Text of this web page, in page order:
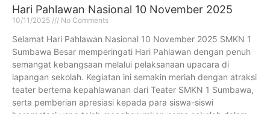
Hari Pahlawan Nasional 10 November 2025
10/11/2025 No Comments
Selamat Hari Pahlawan Nasional 10 November 2025 SMKN 1
Sumbawa Besar memperingati Hari Pahlawan dengan penuh
semangat kebangsaan melalui pelaksanaan upacara di
lapangan sekolah. Kegiatan ini semakin meriah dengan atraksi
teater bertema kepahlawanan dari Teater SMKN 1 Sumbawa,
serta pemberian apresiasi kepada para siswa-siswi